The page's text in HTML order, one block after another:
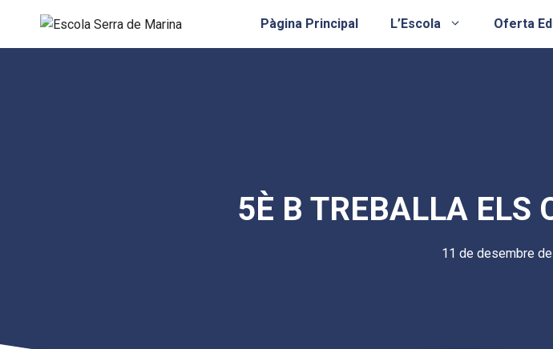
contingut
Pàgina Principal L’Escola Oferta
5È B TREBALLA ELS
11 de desembre